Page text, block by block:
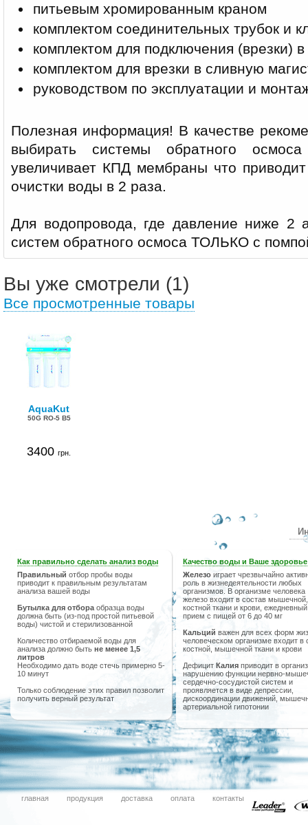
питьевым хромированным краном
комплектом соединительных трубок и
комплектом для подключения (врезки)
комплектом для врезки в сливную
руководством по эксплуатации и
Полезная информация! В качестве
выбирать системы обратного
увеличивает КПД мембраны что
очистки воды в 2 раза.
Для водопровода, где давление ниже 2
систем обратного осмоса ТОЛЬКО с
Вы уже смотрели (1)
Все просмотренные товары
AquaKut
50G RO-5 B5
3400 грн.
Как правильно сделать анализ воды
Правильный отбор пробы воды
приводит к правильным результатам
анализа вашей воды
Бутылка для отбора образца воды
должна быть (из-под простой питьевой
воды) чистой и стерилизованной
Количество отбираемой воды для
анализа должно быть не менее 1,5
литров
Необходимо дать воде стечь примерно 5-
10 минут
Только соблюдение этих правил позволит
получить верный результат
Качество воды и Ваше здоровье
Железо играет чрезвычайно
роль в жизнедеятельности любых
организмов. В организме человека
железо входит в состав мышечной,
костной ткани и крови, ежедневный
прием с пищей от 6 до 40 мг
Кальций важен для всех форм
человеческом организме входит в
костной, мышечной ткани и крови
Дефицит Калия приводит в
нарушению функции нервно-
сердечно-сосудистой систем и
проявляется в виде депрессии,
дискоординации движений,
артериальной гипотонии
главная продукция доставка оплата контакты